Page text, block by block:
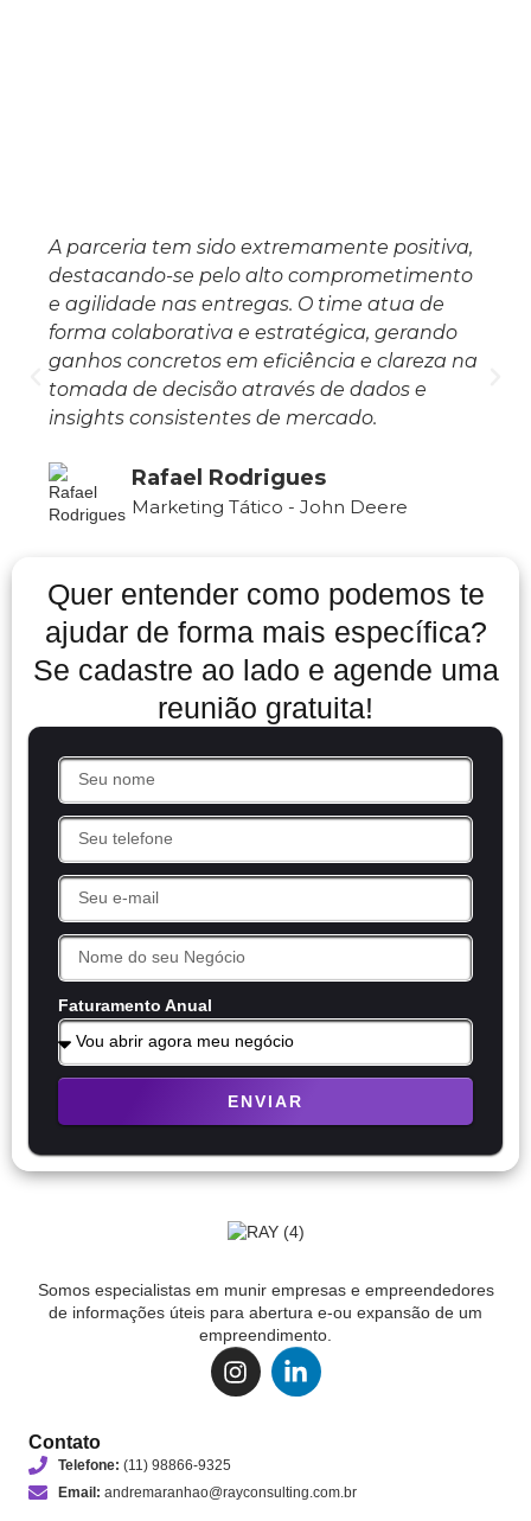
A parceria tem sido extremamente positiva,
destacando-se pelo alto comprometimento
e agilidade nas entregas. O time atua de
forma colaborativa e estratégica, gerando
ganhos concretos em eficiência e clareza na
tomada de decisão através de dados e
insights consistentes de mercado.
Rafael Rodrigues
Marketing Tático - John Deere
Quer entender como podemos te
ajudar de forma mais específica?
Se cadastre ao lado e agende uma
reunião gratuita!
Faturamento Anual
ENVIAR
Somos especialistas em munir empresas e empreendedores
de informações úteis para abertura e-ou expansão de um
empreendimento.
Contato
Telefone: (11) 98866-9325
Email: andremaranhao@rayconsulting.com.br